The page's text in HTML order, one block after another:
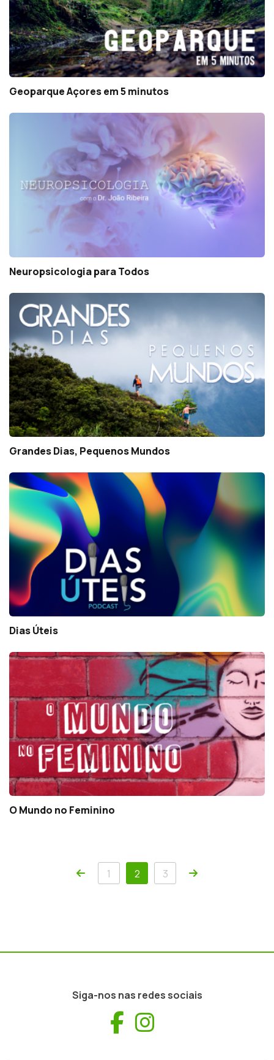
Geoparque Açores em 5 minutos
Neuropsicologia para Todos
Grandes Dias, Pequenos Mundos
Dias Úteis
O Mundo no Feminino
Anterior
1 2 3 Próxima
Siga-nos nas redes sociais
Facebook